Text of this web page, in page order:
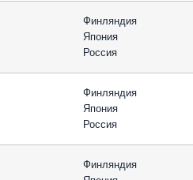
Финляндия
Япония
Россия
Финляндия
Япония
Россия
Финляндия